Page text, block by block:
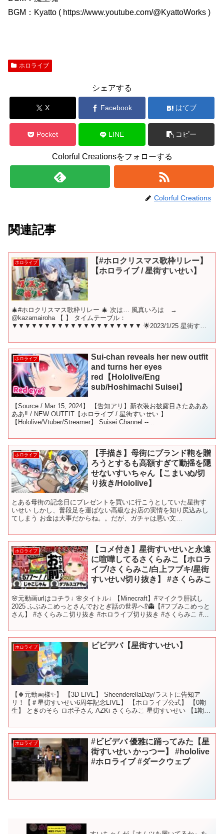
BGM：Kyatto ( https://www.youtube.com/@KyattoWorks )
ホロライブ
シェアする
X Facebook はてブ
Pocket LINE コピー
Colorful Creationsをフォローする
Colorful Creations
関連記事
ホロライブ
【#ホロクリスマス歌枠リレー】
【ホロライブ / 星街すいせい】
🎄#ホロクリスマス歌枠リレー 🎄 次は… 風真いろは →
@kazamairoha 【 】 タイムテーブル：
▼▼▼▼▼▼▼▼▼▼▼▼▼▼▼▼▼▼▼▼ 🌟2023/1/25 星街すい
ホロライブ
Sui-chan reveals her new outfit
and turns her eyes
red【Hololive/Eng
sub/Hoshimachi Suisei】
【Source / Mar 15, 2024】 【告知アリ】新衣装お披露目きたあああ
ああ‼ / NEW OUTFIT【ホロライブ / 星街すいせい 】
【Hololive/Vtuber/Streamer】 Suisei Channel --...
ホロライブ
【手描き】母街にブランド鞄を贈
ろうとするも高額すぎて動揺を隠
せないすいちゃん【こまいぬ/切
り抜き/Hololive】
とある母街の記念日にプレゼントを買いに行こうとしていた星街す
いせい しかし、普段足を運ばない高級なお店の実情を知り尻込みし
てしまう お金は大事だからね。。だが、ガチャは悪い文
ーー...
ホロライブ
【コメ付き】星街すいせいと永遠
に喧嘩してるさくらみこ【ホロラ
イブ/さくらみこ/白上フブキ/星街
すいせい/切り抜き】 #さくらみこ
🌸元動画urlはコチラ↓ 🌸タイトル↓ 【Minecraft】#マイクラ肝試し
2025 ふぶみこめっとさんでおとぎ話の世界へ⁉👻【#フブみこめっと
さん】 #さくらみこ切り抜き #ホロライブ切り抜き #さくらみこ #切
ホロライブ ビビデバ【星街すいせい】
【🍀元動画様✨】 【3D LIVE】 SheenderellaDay/ラストに告知ア
リ！【＃星街すいせい6周年記念LIVE】 【ホロライブ公式】 【0期
生】 ときのそら ロボ子さん AZKi さくらみこ 星街すいせい 【1期
ホロライブ
#ビビデバ 優雅に踊ってみた【星
街すいせい かっつー】 #hololive
#ホロライブ #ダークウェブ